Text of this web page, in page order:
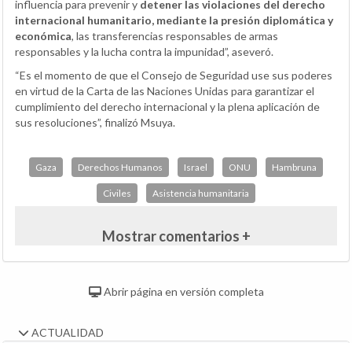
influencia para prevenir y detener las violaciones del derecho
internacional humanitario, mediante la presión diplomática y
económica, las transferencias responsables de armas
responsables y la lucha contra la impunidad”, aseveró.
“Es el momento de que el Consejo de Seguridad use sus poderes
en virtud de la Carta de las Naciones Unidas para garantizar el
cumplimiento del derecho internacional y la plena aplicación de
sus resoluciones”, finalizó Msuya.
Gaza Derechos Humanos Israel ONU Hambruna
Civiles Asistencia humanitaria
Mostrar comentarios +
Abrir página en versión completa
ACTUALIDAD